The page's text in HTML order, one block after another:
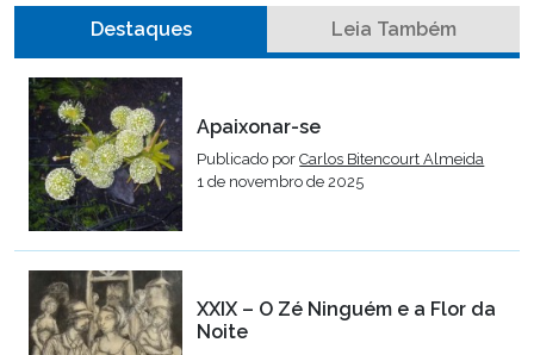
Destaques Leia Também
Apaixonar-se
Publicado porCarlos Bitencourt Almeida
1 de novembro de 2025
XXIX – O Zé Ninguém e a Flor da
Noite